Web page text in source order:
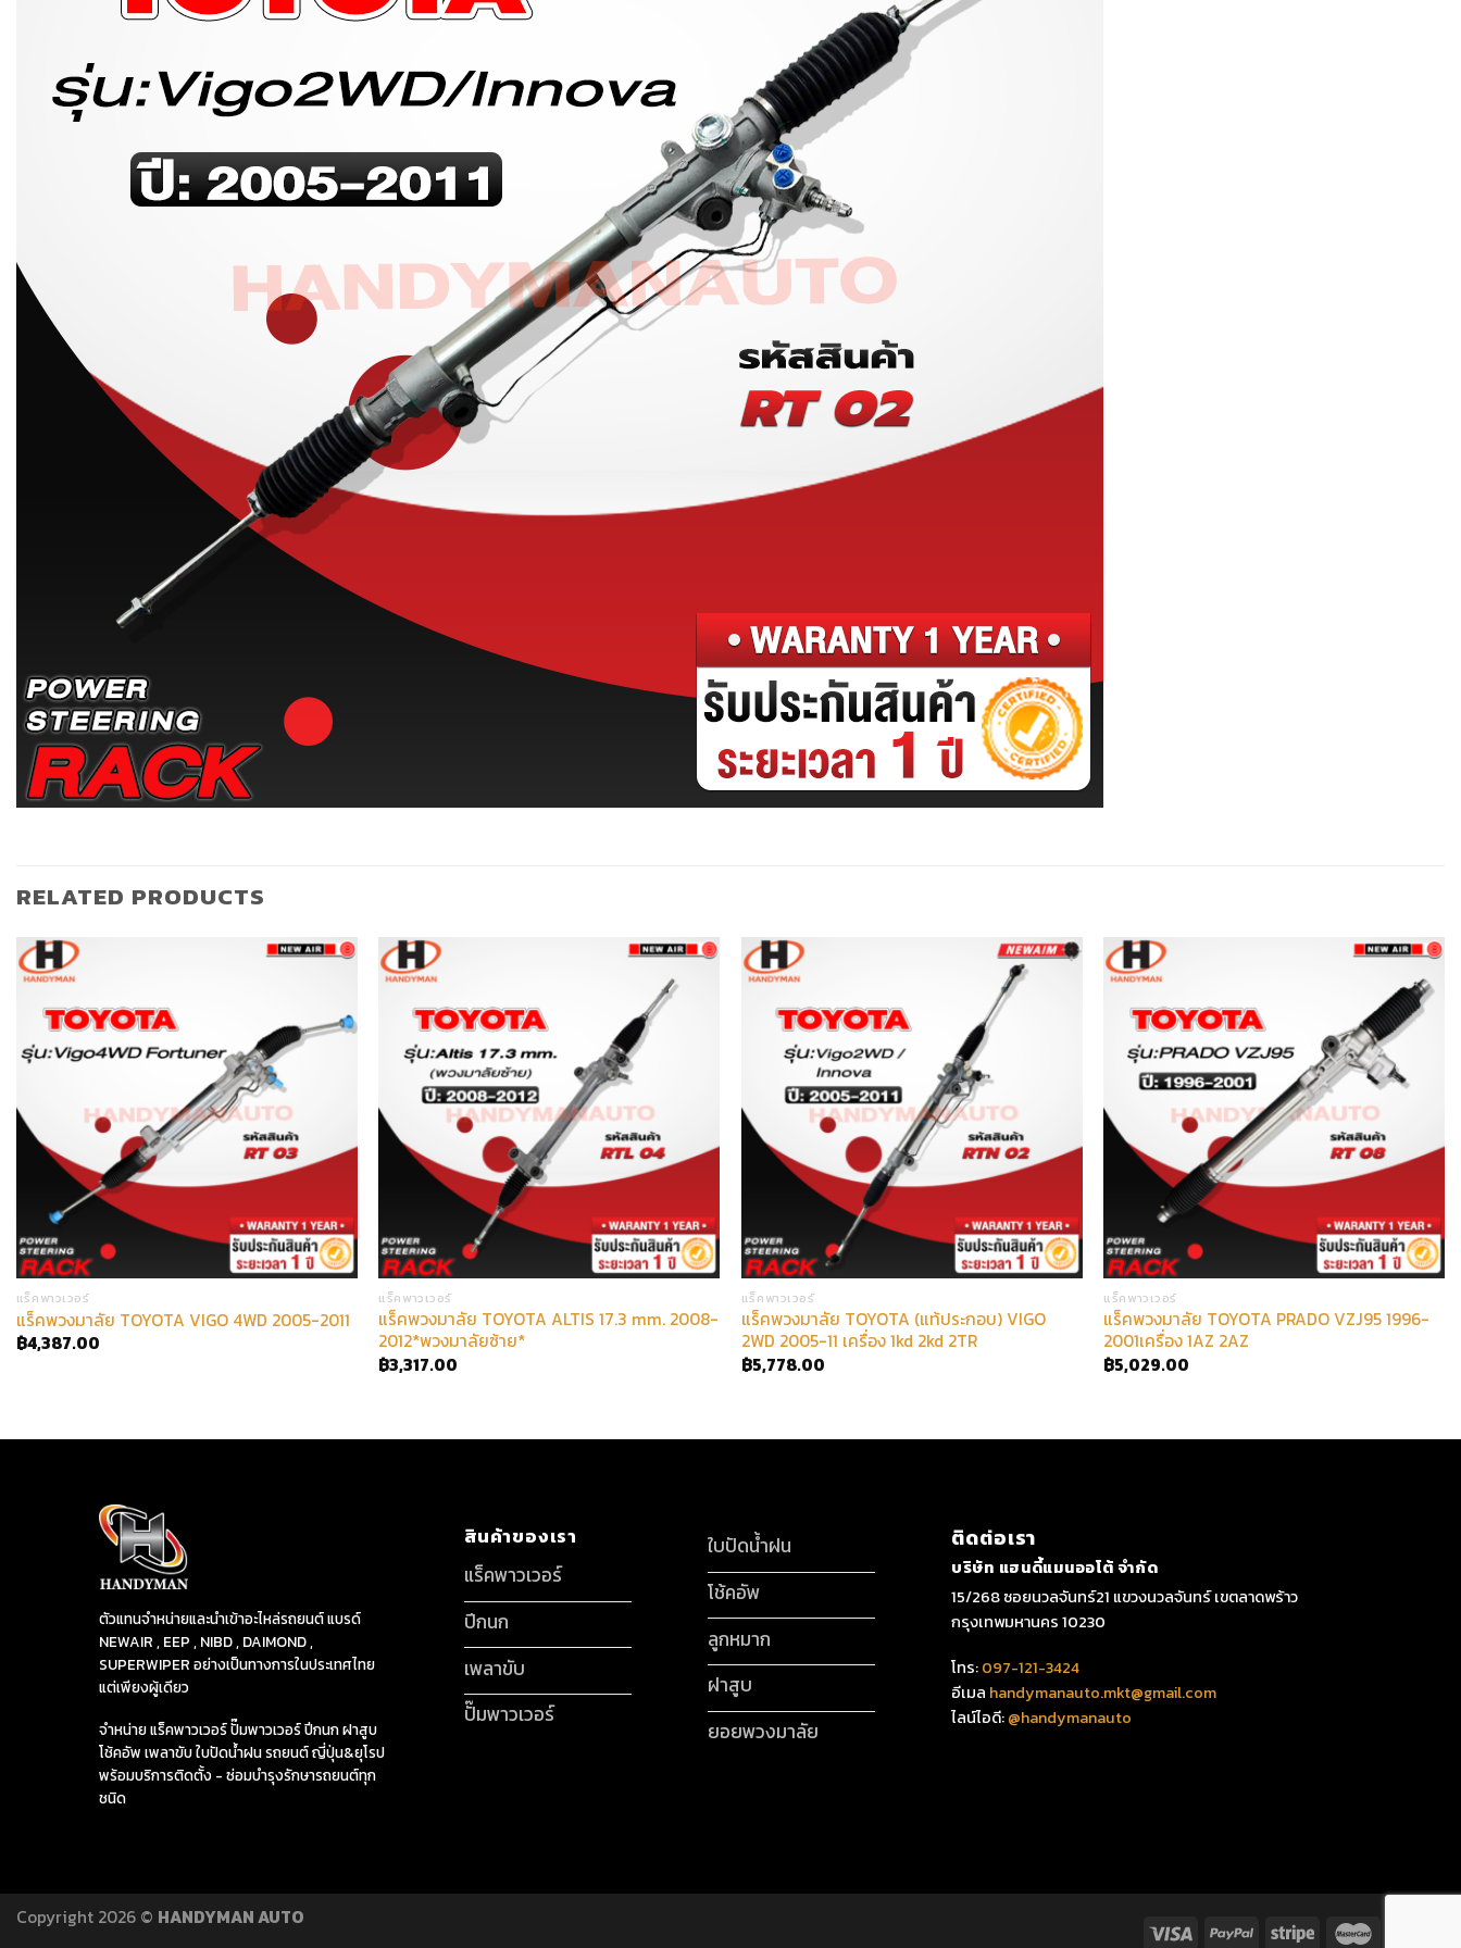
RELATED PRODUCTS
แร็คพาวเวอร์
แร็คพวงมาลัย TOYOTA VIGO 4WD 2005-2011
฿4,387.00
แร็คพาวเวอร์
แร็คพวงมาลัย TOYOTA ALTIS 17.3 mm. 2008-
2012*พวงมาลัยซ้าย*
฿3,317.00
แร็คพาวเวอร์
แร็คพวงมาลัย TOYOTA (แท้ประกอบ) VIGO
2WD 2005-11 เครื่อง 1kd 2kd 2TR
฿5,778.00
แร็คพาวเวอร์
แร็คพวงมาลัย TOYOTA PRADO VZJ95 1996-
2001เครื่อง 1AZ 2AZ
฿5,029.00
ตัวแทนจำหน่ายและนำเข้าอะไหล่รถยนต์ แบรด์
NEWAIR , EEP , NIBD , DAIMOND ,
SUPERWIPER อย่างเป็นทางการในประเทศไทย
แต่เพียงผู้เดียว
จำหน่าย แร็คพาวเวอร์ ปั๊มพาวเวอร์ ปีกนก ฝาสูบ
โช้คอัพ เพลาขับ ใบปัดน้ำฝน รถยนต์ ญี่ปุ่น&ยุโรป
พร้อมบริการติดตั้ง - ซ่อมบำรุงรักษารถยนต์ทุก
ชนิด
สินค้าของเรา
แร็คพาวเวอร์
ปีกนก
เพลาขับ
ปั๊มพาวเวอร์
ใบปัดน้ำฝน
โช้คอัพ
ลูกหมาก
ฝาสูบ
ยอยพวงมาลัย
ติดต่อเรา
บริษัท แฮนดี้แมนออโต้ จำกัด
15/268 ซอยนวลจันทร์21 แขวงนวลจันทร์ เขตลาดพร้าว
กรุงเทพมหานคร 10230
โทร:097-121-3424
อีเมล handymanauto.mkt@gmail.com
ไลน์ไอดี:@handymanauto
Copyright 2026 © HANDYMAN AUTO